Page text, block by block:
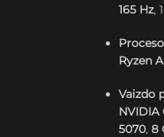
165 Hz,
Ryzen
Vaizdo
NVIDIA
5070,8